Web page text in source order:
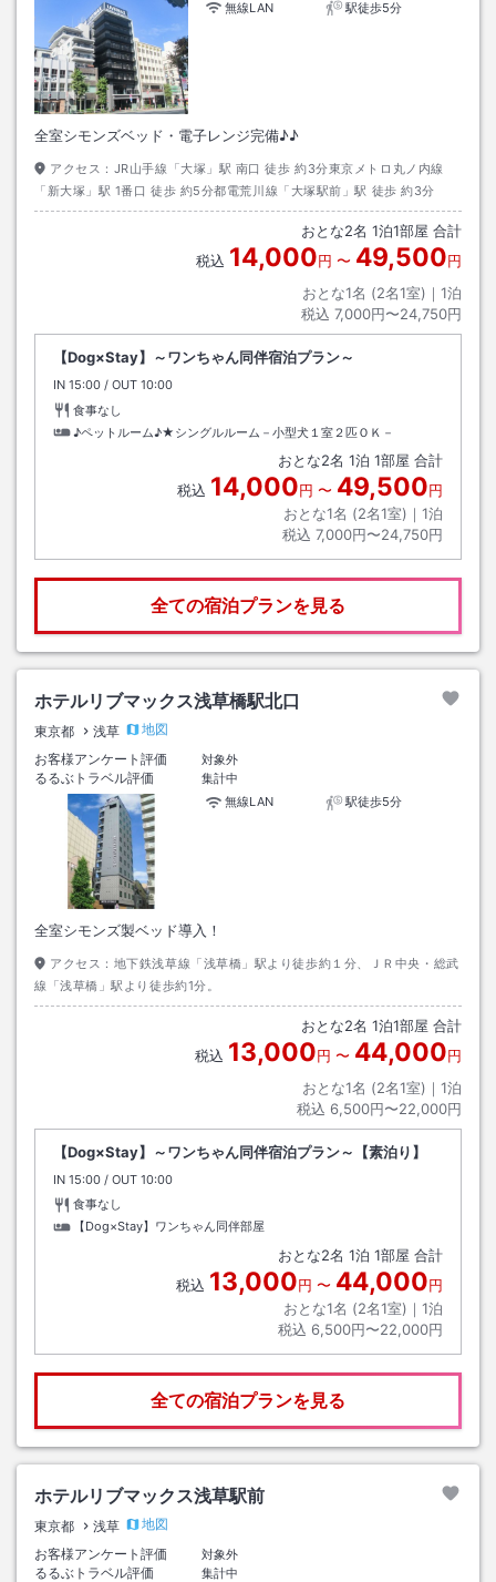
無線LAN 駅徒歩5分
全室シモンズベッド・電子レンジ完備♪♪
アクセス： JR山手線「大塚」駅 南口 徒歩 約3分東京メトロ丸ノ内線
「新大塚」駅 1番口 徒歩 約5分都電荒川線「大塚駅前」駅 徒歩 約3分
おとな2名 1泊1部屋 合計
税込 14,000円 〜 49,500円
おとな1名 (2名1室)｜ 1泊
税込 7,000円〜24,750円
【Dog×Stay】～ワンちゃん同伴宿泊プラン～
IN チェックイン
15:00 / OUT チェックアウト
10:00
食事なし
♪ペットルーム♪★シングルルーム－小型犬１室２匹ＯＫ－
おとな2名 1泊 1部屋 合計
税込 14,000円 〜 49,500円
おとな1名 (2名1室)｜ 1泊
税込 7,000円〜24,750円
全ての宿泊プランを見る
ホテルリブマックス浅草橋駅北口
東京都 浅草
地図
お客様アンケート評価
対象外
るるぶトラベル評価
集計中
無線LAN
駅徒歩5分
全室シモンズ製ベッド導入！
アクセス： 地下鉄浅草線「浅草橋」駅より徒歩約１分、ＪＲ中央・総武
線「浅草橋」駅より徒歩約1分。
おとな2名 1泊1部屋 合計
税込 13,000円 〜 44,000円
おとな1名 (2名1室)｜ 1泊
税込 6,500円〜22,000円
【Dog×Stay】～ワンちゃん同伴宿泊プラン～【素泊り】
IN チェックイン
15:00 / OUT チェックアウト
10:00
食事なし
【Dog×Stay】ワンちゃん同伴部屋
おとな2名 1泊 1部屋 合計
税込 13,000円 〜 44,000円
おとな1名 (2名1室)｜ 1泊
税込 6,500円〜22,000円
全ての宿泊プランを見る
ホテルリブマックス浅草駅前
東京都 浅草
地図
お客様アンケート評価
対象外
るるぶトラベル評価
集計中